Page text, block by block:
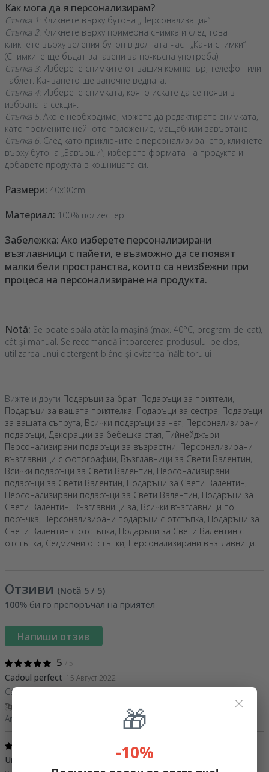
Как мога да я персонализирам?
Стъпка 1:Кликнете върху бутона „Персонализация“
Стъпка 2: Кликнете върху примерна снимка и след това
кликнете върху зеления бутон в долната част „Качи снимки“
(Снимките ще бъдат запазени за по-късна употреба)
Стъпка 3:Изберете снимките от вашия компютър, телефон или
таблет. Качването ще започне веднага.
Стъпка 4:Изберете снимката, която искате да се появи в
избраната секция.
Стъпка 5:Ако е необходимо, можете да редактирате снимката,
като промените нейното положение, мащаб или завъртане.
Стъпка 6:След като приключите с персонализирането, кликнете
върху бутона „Завърши“, изберете формата на продукта и
добавете продукта в кошницата си.
Размери: 40x30cm
Материал: 100% полиестер
Забележка: Ако изберете персонализирани
възглавници с пайети, е възможно да се появят
малки бели пространства, които са неизбежни при
процеса на персонализиране на продукта.
Notă: Se poate spăla atât la mașină (max. 40°C, program delicat),
cât și manual. Se recomandă întoarcerea produsului pe dos,
utilizarea unui detergent blând și evitarea înălbitorului
Вижте и други Подаръци за брат, Подаръци за приятели,
Подаръци за вашата приятелка, Подаръци за сестра, Подаръци
за вашата съпруга, Всички подаръци за нея, Персонализирани
подаръци, Декорации за бебешка стая, Тийнейджъри,
Персонализирани подаръци за възрастни, Персонализирани
възглавници с фотографии, Възглавници за Свети Валентин,
Всички подаръци за Свети Валентин, Персонализирани
подаръци за Свети Валентин, Подаръци за Свети Валентин,
Персонализирани подаръци за Свети Валентин, Подаръци за
Свети Валентин, Възглавници за, Всички възглавници по
поръчка, Персонализирани подаръци с отстъпка, Подаръци за
Свети Валентин с отстъпка, Подаръци за Свети Валентин с
отстъпка, Седмични отстъпки, Персонализирани възглавници.
Отзиви (Notă 5 / 5)
100% би го препоръчал на приятел
Напиши отзив
5 / 5
Cadoul perfect 15 Август 2022
Calitate excelentă. Pozele sunt clare.
Ami,
Un produs recomandabil 13 Март 2021
×
🎁
-10%